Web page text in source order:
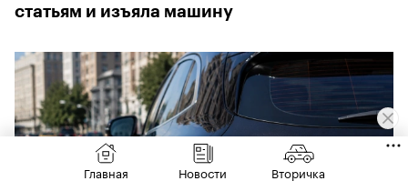
статьям и изъяла машину
Главная Новости Вторичка